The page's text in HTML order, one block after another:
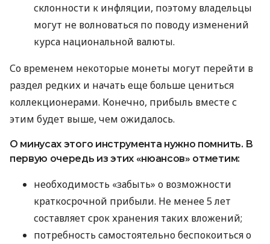
склонности к инфляции, поэтому владельцы
могут не волноваться по поводу изменений
курса национальной валюты.
Со временем некоторые монеты могут перейти в
раздел редких и начать еще больше цениться
коллекционерами. Конечно, прибыль вместе с
этим будет выше, чем ожидалось.
О минусах этого инструмента нужно помнить. В
первую очередь из этих «нюансов» отметим:
необходимость «забыть» о возможности
краткосрочной прибыли. Не менее 5 лет
составляет срок хранения таких вложений;
потребность самостоятельно беспокоиться о